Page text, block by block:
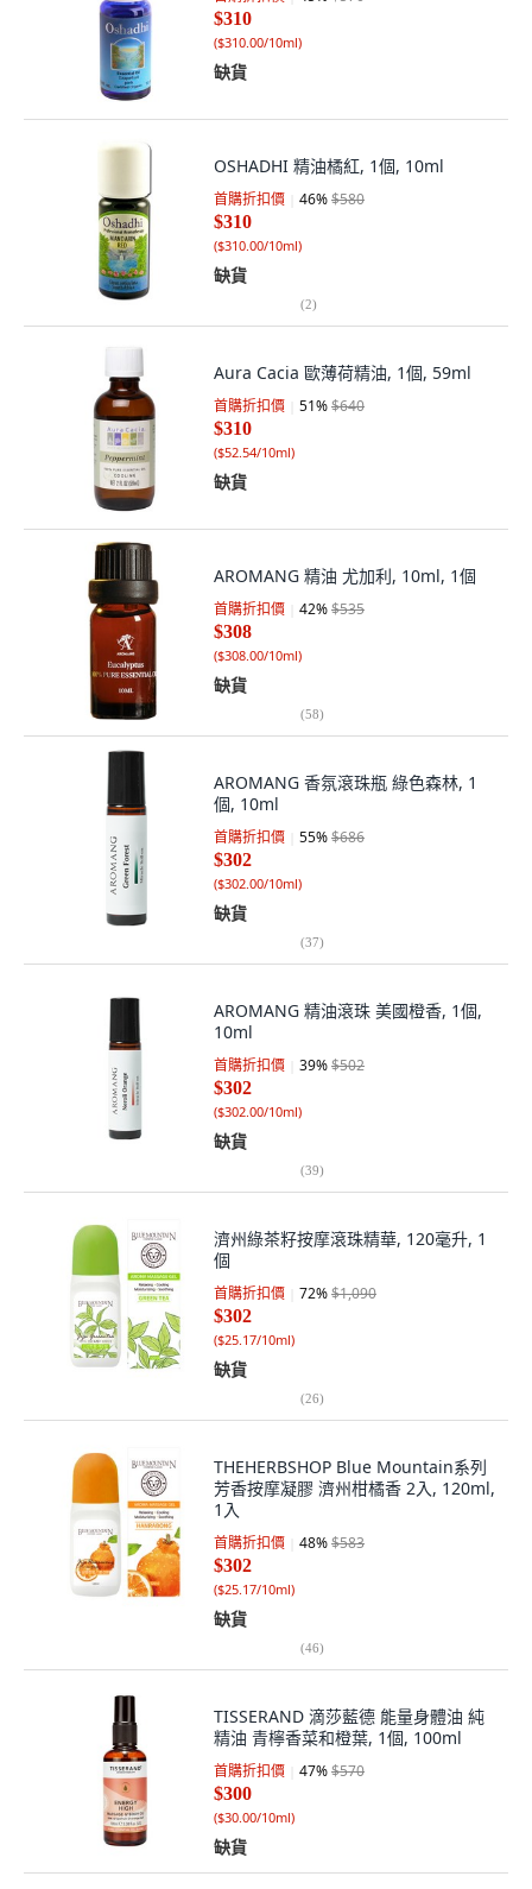
$310
($310.00/10ml)
缺貨
OSHADHI 精油橘紅, 1個, 10ml
首購折扣價 46%$580
$310
($310.00/10ml)
缺貨
(2)
Aura Cacia 歐薄荷精油, 1個, 59ml
首購折扣價 51%$640
$310
($52.54/10ml)
缺貨
AROMANG 精油 尤加利, 10ml, 1個
首購折扣價 42%$535
$308
($308.00/10ml)
缺貨
(58)
AROMANG 香氛滾珠瓶 綠色森林, 1
個, 10ml
首購折扣價 55%$686
$302
($302.00/10ml)
缺貨
(37)
AROMANG 精油滾珠 美國橙香, 1個,
10ml
首購折扣價 39%$502
$302
($302.00/10ml)
缺貨
(39)
濟州綠茶籽按摩滾珠精華, 120毫升, 1
個
首購折扣價 72%$1,090
$302
($25.17/10ml)
缺貨
(26)
THEHERBSHOP Blue Mountain系列
芳香按摩凝膠 濟州柑橘香 2入, 120ml,
1入
首購折扣價 48%$583
$302
($25.17/10ml)
缺貨
(46)
TISSERAND 滴莎藍德 能量身體油 純
精油 青檸香菜和橙葉, 1個, 100ml
首購折扣價 47%$570
$300
($30.00/10ml)
缺貨